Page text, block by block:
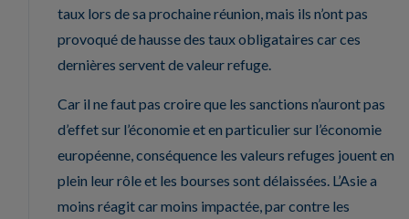
taux lors de sa prochaine réunion, mais ils n’ont pas
provoqué de hausse des taux obligataires car ces
dernières servent de valeur refuge.
Car il ne faut pas croire que les sanctions n’auront pas
d’effet sur l’économie et en particulier sur l’économie
européenne, conséquence les valeurs refuges jouent en
plein leur rôle et les bourses sont délaissées. L’Asie a
moins réagit car moins impactée, par contre les